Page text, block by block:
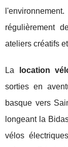
régulièrement
ateliers créatifs
La location
sorties en
basque vers
longeant la
vélos